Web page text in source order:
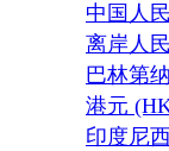
中国人
离岸人
巴林第
港元
印度尼